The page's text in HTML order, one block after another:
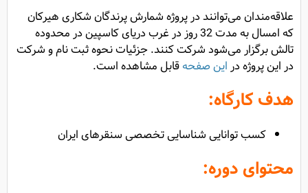
علاقه‌مندان می‌توانند در پروژه شمارش پرندگان شکاری هیرکان
که امسال به مدت 32 روز در غرب دریای کاسپین در محدوده
تالش برگزار می‌شود شرکت کنند. جزئیات نحوه ثبت نام و شرکت
در این پروژه دراین صفحهقابل مشاهده است.
هدف کارگاه:
کسب توانایی شناسایی تخصصی سنقر‌های ایران
محتوای دوره: